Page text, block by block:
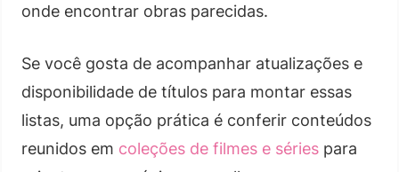
onde encontrar obras parecidas.
Se você gosta de acompanhar atualizações e
disponibilidade de títulos para montar essas
listas, uma opção prática é conferir conteúdos
reunidos em coleções de filmes e séries para